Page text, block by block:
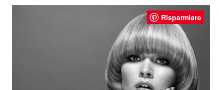
Risparmiare